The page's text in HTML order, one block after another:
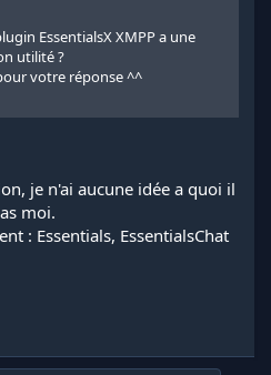
EssentialsX XMPP a une
utilité ?
votre réponse ^^
je n'ai aucune idée a quoi il
moi.
: Essentials, EssentialsChat